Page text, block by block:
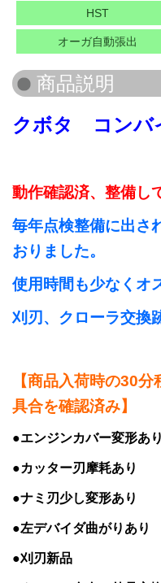
HST
オーガ自動張出
クボタ コンバ
動作確認済、整備し
毎年点検整備に出さ
おりました。
使用時間も少なくオ
刈刃、クローラ交換
【商品入荷時の30
具合を確認済み】
●エンジンカバー変形あり
●カッター刃摩耗あり
●ナミ刃少し変形あり
●左デバイダ曲がりあり
●刈刃新品